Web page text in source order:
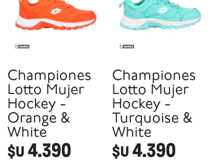
Championes
Lotto Mujer
Hockey -
Orange &
White
$U 4.390
Championes
Lotto Mujer
Hockey -
Turquoise &
White
$U 4.390